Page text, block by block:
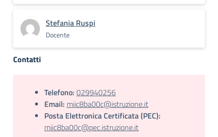
Stefania Ruspi
Docente
Contatti
Telefono: 029940256
Email: miic8ba00c@istruzione.it
Posta Elettronica Certificata (PEC):
miic8ba00c@pec.istruzione.it